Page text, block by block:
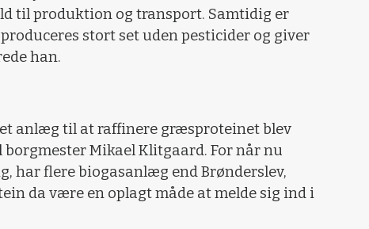
til produktion og transport. Samtidig er
stort set uden pesticider og giver
han.
anlæg til at raffinere græsproteinet blev
Mikael Klitgaard. For når nu
har flere biogasanlæg end Brønderslev,
da være en oplagt måde at melde sig ind i